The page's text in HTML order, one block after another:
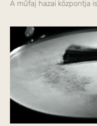
A műfaj hazai központja